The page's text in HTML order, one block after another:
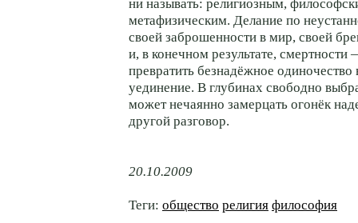
ни называть: религиозным,
метафизическим. Делание по
своей заброшенности в мир, своей
и, в конечном результате,
превратить безнадёжное
уединение. В глубинах свободно
может нечаянно замерцать огонёк
другой разговор.
20.10.2009
Теги: общество религия философия